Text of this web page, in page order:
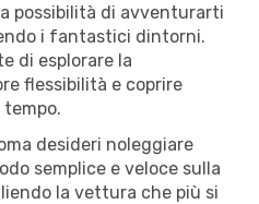
possibilità di avventurarti
i fantastici dintorni.
di esplorare la
flessibilità e coprire
desideri noleggiare
semplice e veloce sulla
la vettura che più si